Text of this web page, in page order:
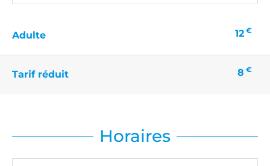
Adulte 12 €
Tarif réduit 8 €
Horaires